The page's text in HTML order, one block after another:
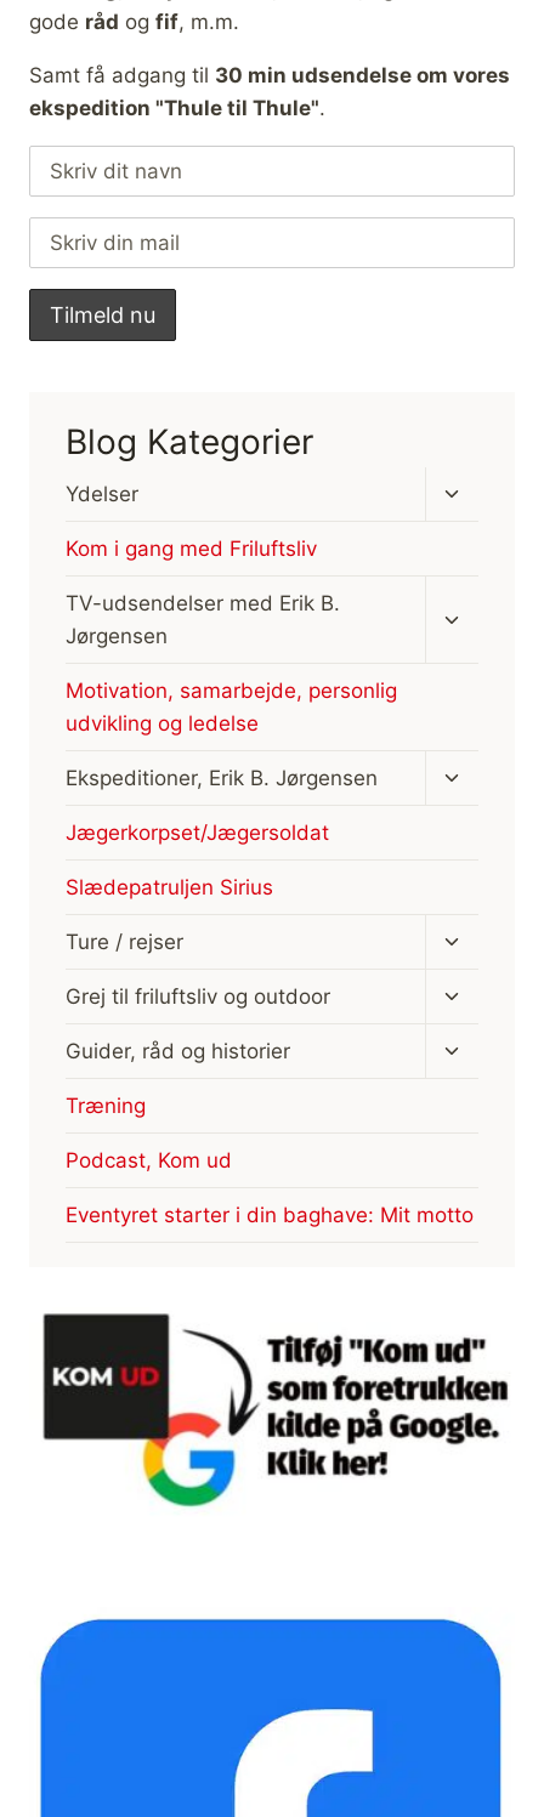
gode råd og fif, m.m.
Samt få adgang til 30 min udsendelse om vores
ekspedition "Thule til Thule".
Blog Kategorier
Ydelser
Skift
Kom i gang med Friluftsliv
TV-udsendelser med Erik B.
Jørgensen
Motivation, samarbejde, personlig
udvikling og ledelse
Ekspeditioner, Erik B. Jørgensen
Skift
Jægerkorpset/Jægersoldat
Slædepatruljen Sirius
Ture / rejser
Skift
Grej til friluftsliv og outdoor
Skift
Guider, råd og historier
Skift
Træning
Podcast, Kom ud
Eventyret starter i din baghave: Mit motto